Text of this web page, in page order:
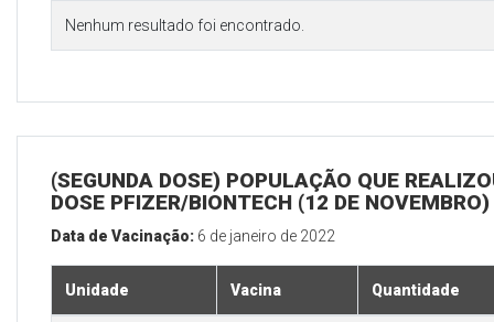
Nenhum resultado foi encontrado.
(SEGUNDA DOSE) POPULAÇÃO QUE
DOSE PFIZER/BIONTECH (12 DE NOVEMBRO)
Data de Vacinação: 6 de janeiro de 2022
Unidade Vacina Quantidade